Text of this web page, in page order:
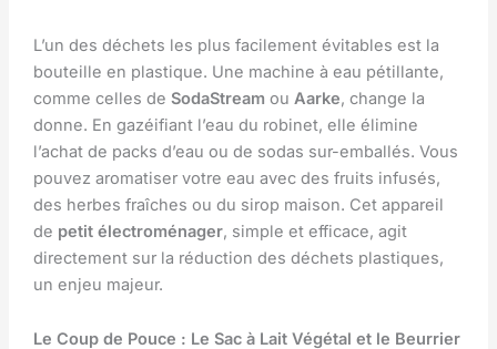
L’un des déchets les plus facilement évitables est la
bouteille en plastique. Une machine à eau pétillante,
comme celles de SodaStream ou Aarke, change la
donne. En gazéifiant l’eau du robinet, elle élimine
l’achat de packs d’eau ou de sodas sur-emballés. Vous
pouvez aromatiser votre eau avec des fruits infusés,
des herbes fraîches ou du sirop maison. Cet appareil
de petit électroménager, simple et efficace, agit
directement sur la réduction des déchets plastiques,
un enjeu majeur.
Le Coup de Pouce : Le Sac à Lait Végétal et le Beurrier